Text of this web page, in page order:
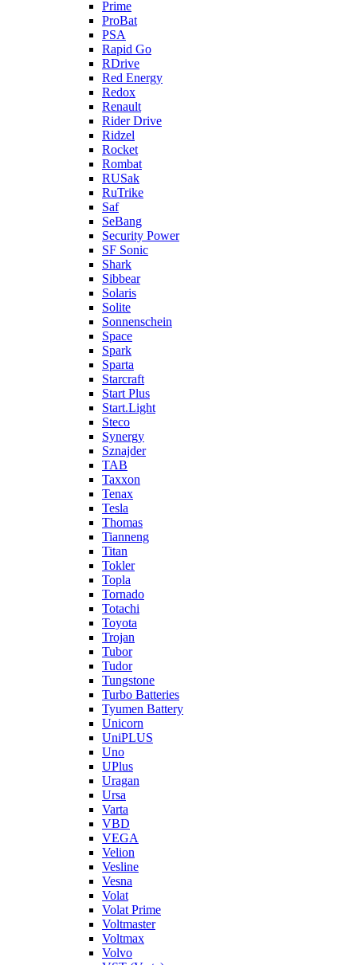
Prime
ProBat
PSA
Rapid Go
RDrive
Red Energy
Redox
Renault
Rider Drive
Ridzel
Rocket
Rombat
RUSak
RuTrike
Saf
SeBang
Security Power
SF Sonic
Shark
Sibbear
Solaris
Solite
Sonnenschein
Space
Spark
Sparta
Starcraft
Start Plus
Start.Light
Steco
Synergy
Sznajder
TAB
Taxxon
Tenax
Tesla
Thomas
Tianneng
Titan
Tokler
Topla
Tornado
Totachi
Toyota
Trojan
Tubor
Tudor
Tungstone
Turbo Batteries
Tyumen Battery
Unicorn
UniPLUS
Uno
UPlus
Uragan
Ursa
Varta
VBD
VEGA
Velion
Vesline
Vesna
Volat
Volat Prime
Voltmaster
Voltmax
Volvo